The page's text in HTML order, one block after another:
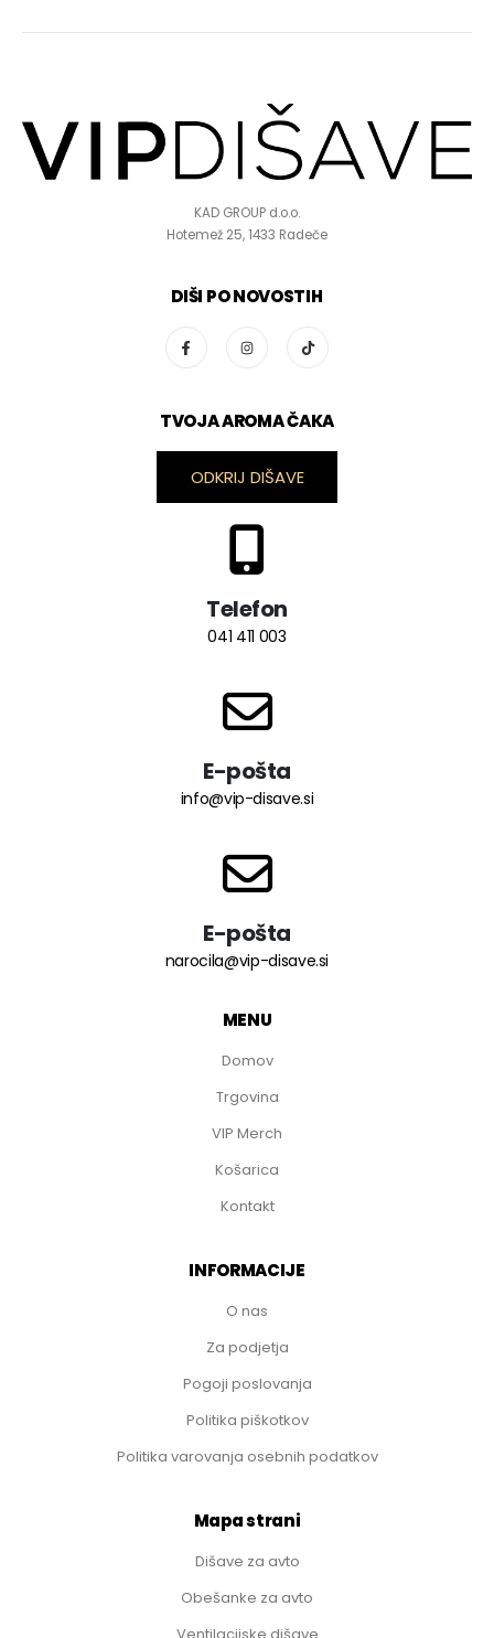
KAD GROUP d.o.o.
Hotemež 25, 1433 Radeče
DIŠI PO NOVOSTIH
TVOJA AROMA ČAKA
ODKRIJ DIŠAVE
Telefon
041 411 003
E-pošta
info@vip-disave.si
E-pošta
narocila@vip-disave.si
MENU
Domov
Trgovina
VIP Merch
Košarica
Kontakt
INFORMACIJE
O nas
Za podjetja
Pogoji poslovanja
Politika piškotkov
Politika varovanja osebnih podatkov
Mapa strani
Dišave za avto
Obešanke za avto
Ventilacijske dišave